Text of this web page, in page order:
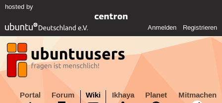
hosted by
Anmelden Registrieren
Portal Forum Wiki Ikhaya Planet Mitmachen